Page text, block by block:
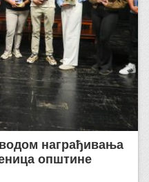
награђивања
општине